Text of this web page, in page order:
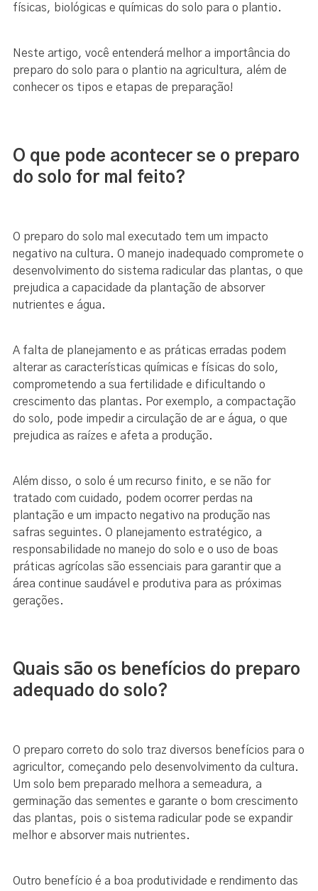
físicas, biológicas e químicas do solo para o plantio.
Neste artigo, você entenderá melhor a importância do
preparo do solo para o plantio na agricultura, além de
conhecer os tipos e etapas de preparação!
O que pode acontecer se o preparo
do solo for mal feito?
O preparo do solo mal executado tem um impacto
negativo na cultura. O manejo inadequado compromete o
desenvolvimento do sistema radicular das plantas, o que
prejudica a capacidade da plantação de absorver
nutrientes e água.
A falta de planejamento e as práticas erradas podem
alterar as características químicas e físicas do solo,
comprometendo a sua fertilidade e dificultando o
crescimento das plantas. Por exemplo, a compactação
do solo, pode impedir a circulação de ar e água, o que
prejudica as raízes e afeta a produção.
Além disso, o solo é um recurso finito, e se não for
tratado com cuidado, podem ocorrer perdas na
plantação e um impacto negativo na produção nas
safras seguintes. O planejamento estratégico, a
responsabilidade no manejo do solo e o uso de boas
práticas agrícolas são essenciais para garantir que a
área continue saudável e produtiva para as próximas
gerações.
Quais são os benefícios do preparo
adequado do solo?
O preparo correto do solo traz diversos benefícios para o
agricultor, começando pelo desenvolvimento da cultura.
Um solo bem preparado melhora a semeadura, a
germinação das sementes e garante o bom crescimento
das plantas, pois o sistema radicular pode se expandir
melhor e absorver mais nutrientes.
Outro benefício é a boa produtividade e rendimento das